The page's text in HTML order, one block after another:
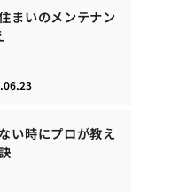
まいのメンテナン
い時にプロが教え